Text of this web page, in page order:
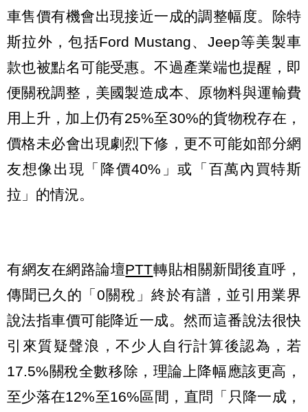
車售價有機會出現接近一成的調整幅度。除特
斯拉外，包括Ford Mustang、Jeep等美製車
款也被點名可能受惠。不過產業端也提醒，即
便關稅調整，美國製造成本、原物料與運輸費
用上升，加上仍有25%至30%的貨物稅存在，
價格未必會出現劇烈下修，更不可能如部分網
友想像出現「降價40%」或「百萬內買特斯
拉」的情況。
有網友在網路論壇PTT轉貼相關新聞後直呼，
傳聞已久的「0關稅」終於有譜，並引用業界
說法指車價可能降近一成。然而這番說法很快
引來質疑聲浪，不少人自行計算後認為，若
17.5%關稅全數移除，理論上降幅應該更高，
至少落在12%至16%區間，直問「只降一成，